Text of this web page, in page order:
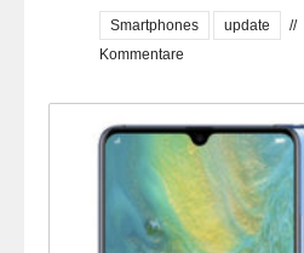
Smartphones update //
Kommentare